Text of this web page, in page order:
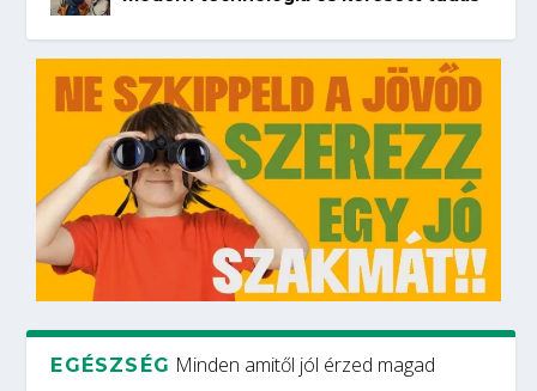
EGÉSZSÉG Minden amitől jól érzed magad